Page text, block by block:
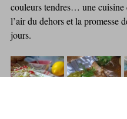
couleurs tendres… une cuisine
l’air du dehors et la promesse
jours.